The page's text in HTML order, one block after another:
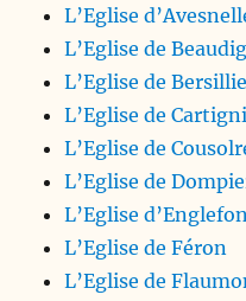
L’Eglise
L’Eglise de
L’Eglise de
L’Eglise de
L’Eglise de
L’Eglise de
L’Eglise
L’Eglise de Féron
L’Eglise de